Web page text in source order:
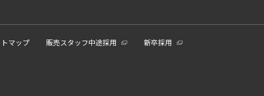
マップ 販売スタッフ中途採用 新卒採用